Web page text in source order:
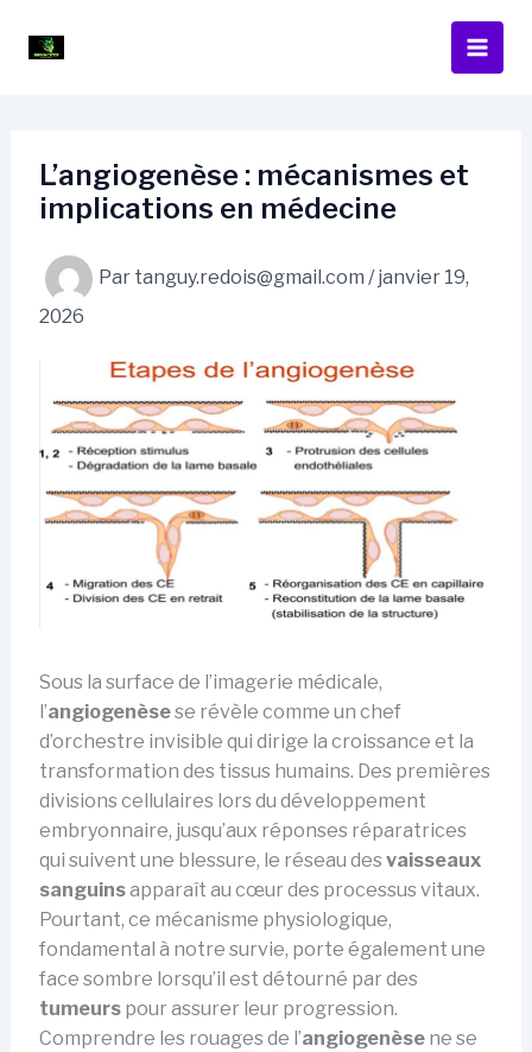
L’angiogenèse : mécanismes et
implications en médecine
Par tanguy.redois@gmail.com /janvier 19,
2026
Sous la surface de l’imagerie médicale,
l’angiogenèsese révèle comme un chef
d’orchestre invisible qui dirige la croissance et la
transformation des tissus humains. Des premières
divisions cellulaires lors du développement
embryonnaire, jusqu’aux réponses réparatrices
qui suivent une blessure, le réseau des vaisseaux
sanguinsapparaît au cœur des processus vitaux.
Pourtant, ce mécanisme physiologique,
fondamental à notre survie, porte également une
face sombre lorsqu’il est détourné par des
tumeurspour assurer leur progression.
Comprendre les rouages de l’angiogenèsene se